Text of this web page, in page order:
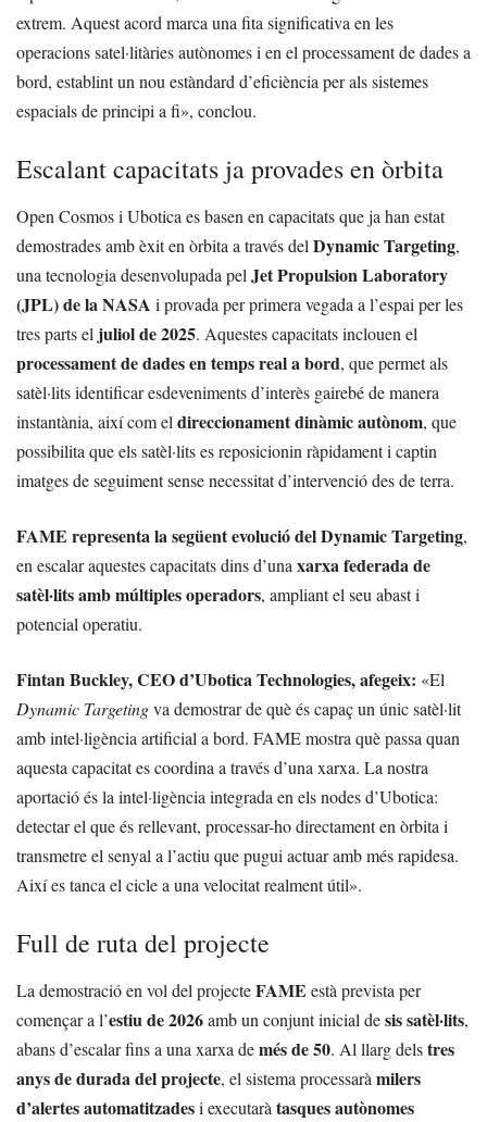
extrem. Aquest acord marca una fita significativa en les
operacions satel·litàries autònomes i en el processament de dades a
bord, establint un nou estàndard d’eficiència per als sistemes
espacials de principi a fi», conclou.
Escalant capacitats ja provades en òrbita
Open Cosmos i Ubotica es basen en capacitats que ja han estat
demostrades amb èxit en òrbita a través del Dynamic Targeting,
una tecnologia desenvolupada pel Jet Propulsion Laboratory
(JPL) de la NASA i provada per primera vegada a l’espai per les
tres parts el juliol de 2025. Aquestes capacitats inclouen el
processament de dades en temps real a bord, que permet als
satèl·lits identificar esdeveniments d’interès gairebé de manera
instantània, així com el direccionament dinàmic autònom, que
possibilita que els satèl·lits es reposicionin ràpidament i captin
imatges de seguiment sense necessitat d’intervenció des de terra.
FAME representa la següent evolució del Dynamic Targeting,
en escalar aquestes capacitats dins d’una xarxa federada de
satèl·lits amb múltiples operadors, ampliant el seu abast i
potencial operatiu.
Fintan Buckley, CEO d’Ubotica Technologies, afegeix: «El
Dynamic Targetingva demostrar de què és capaç un únic satèl·lit
amb intel·ligència artificial a bord. FAME mostra què passa quan
aquesta capacitat es coordina a través d’una xarxa. La nostra
aportació és la intel·ligència integrada en els nodes d’Ubotica:
detectar el que és rellevant, processar-ho directament en òrbita i
transmetre el senyal a l’actiu que pugui actuar amb més rapidesa.
Així es tanca el cicle a una velocitat realment útil».
Full de ruta del projecte
La demostració en vol del projecteFAME està prevista per
començar a l’estiu de 2026amb un conjunt inicial desis satèl·lits,
abans d’escalar fins a una xarxa demés de 50. Al llarg delstres
anys de durada del projecte, el sistema processarà milers
d’alertes automatitzadesi executarà tasques autònomes